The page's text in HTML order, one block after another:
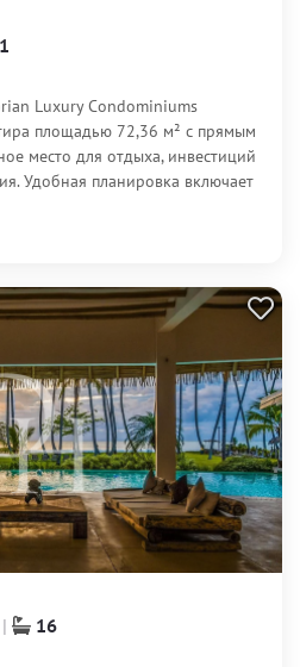
1
Luxury Condominiums
площадью 72,36 м² с прямым
место для отдыха, инвестиций
Удобная планировка включает
16